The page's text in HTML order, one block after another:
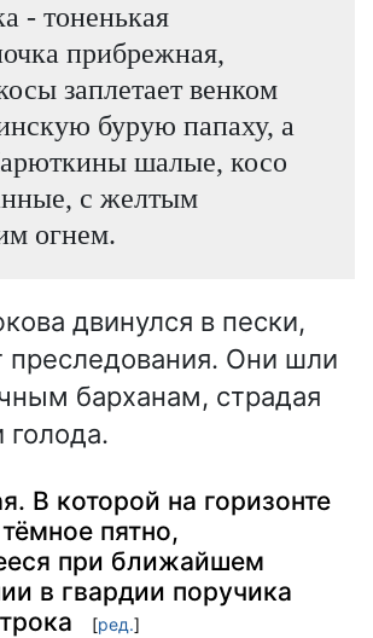
- тоненькая
прибрежная,
заплетает венком
бурую папаху, а
шалые, косо
с желтым
огнем.
двинулся в пески,
преследования. Они шли
барханам, страдая
В которой на горизонте
пятно,
при ближайшем
в гвардии поручика
[ред.]